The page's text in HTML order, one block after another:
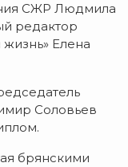
СЖР Людмила
редактор
Елена
Соловьев
брянскими